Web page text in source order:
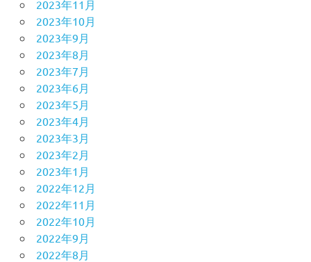
2023年11月
2023年10月
2023年9月
2023年8月
2023年7月
2023年6月
2023年5月
2023年4月
2023年3月
2023年2月
2023年1月
2022年12月
2022年11月
2022年10月
2022年9月
2022年8月